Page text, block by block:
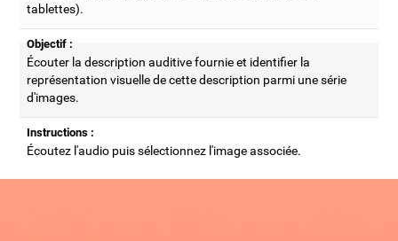
tablettes).
Objectif :
Écouter la description auditive fournie et identifier la
représentation visuelle de cette description parmi une série
d'images.
Instructions :
Écoutez l'audio puis sélectionnez l'image associée.